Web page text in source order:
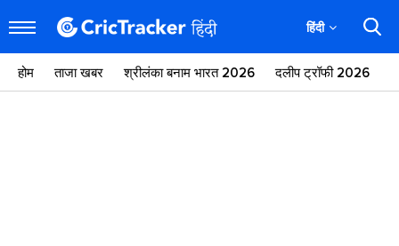
हिंदी
होम ताजा खबर श्रीलंका बनाम भारत 2026 दलीप ट्रॉफी 2026